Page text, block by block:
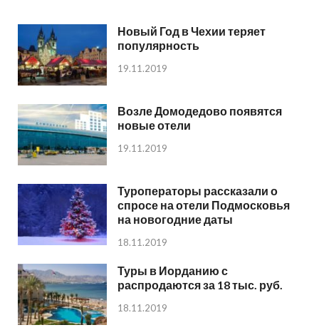
Новый Год в Чехии теряет
популярность
19.11.2019
Возле Домодедово появятся
новые отели
19.11.2019
Туроператоры рассказали о
спросе на отели Подмосковья
на новогодние даты
18.11.2019
Туры в Иорданию с
распродаются за 18 тыс. руб.
18.11.2019